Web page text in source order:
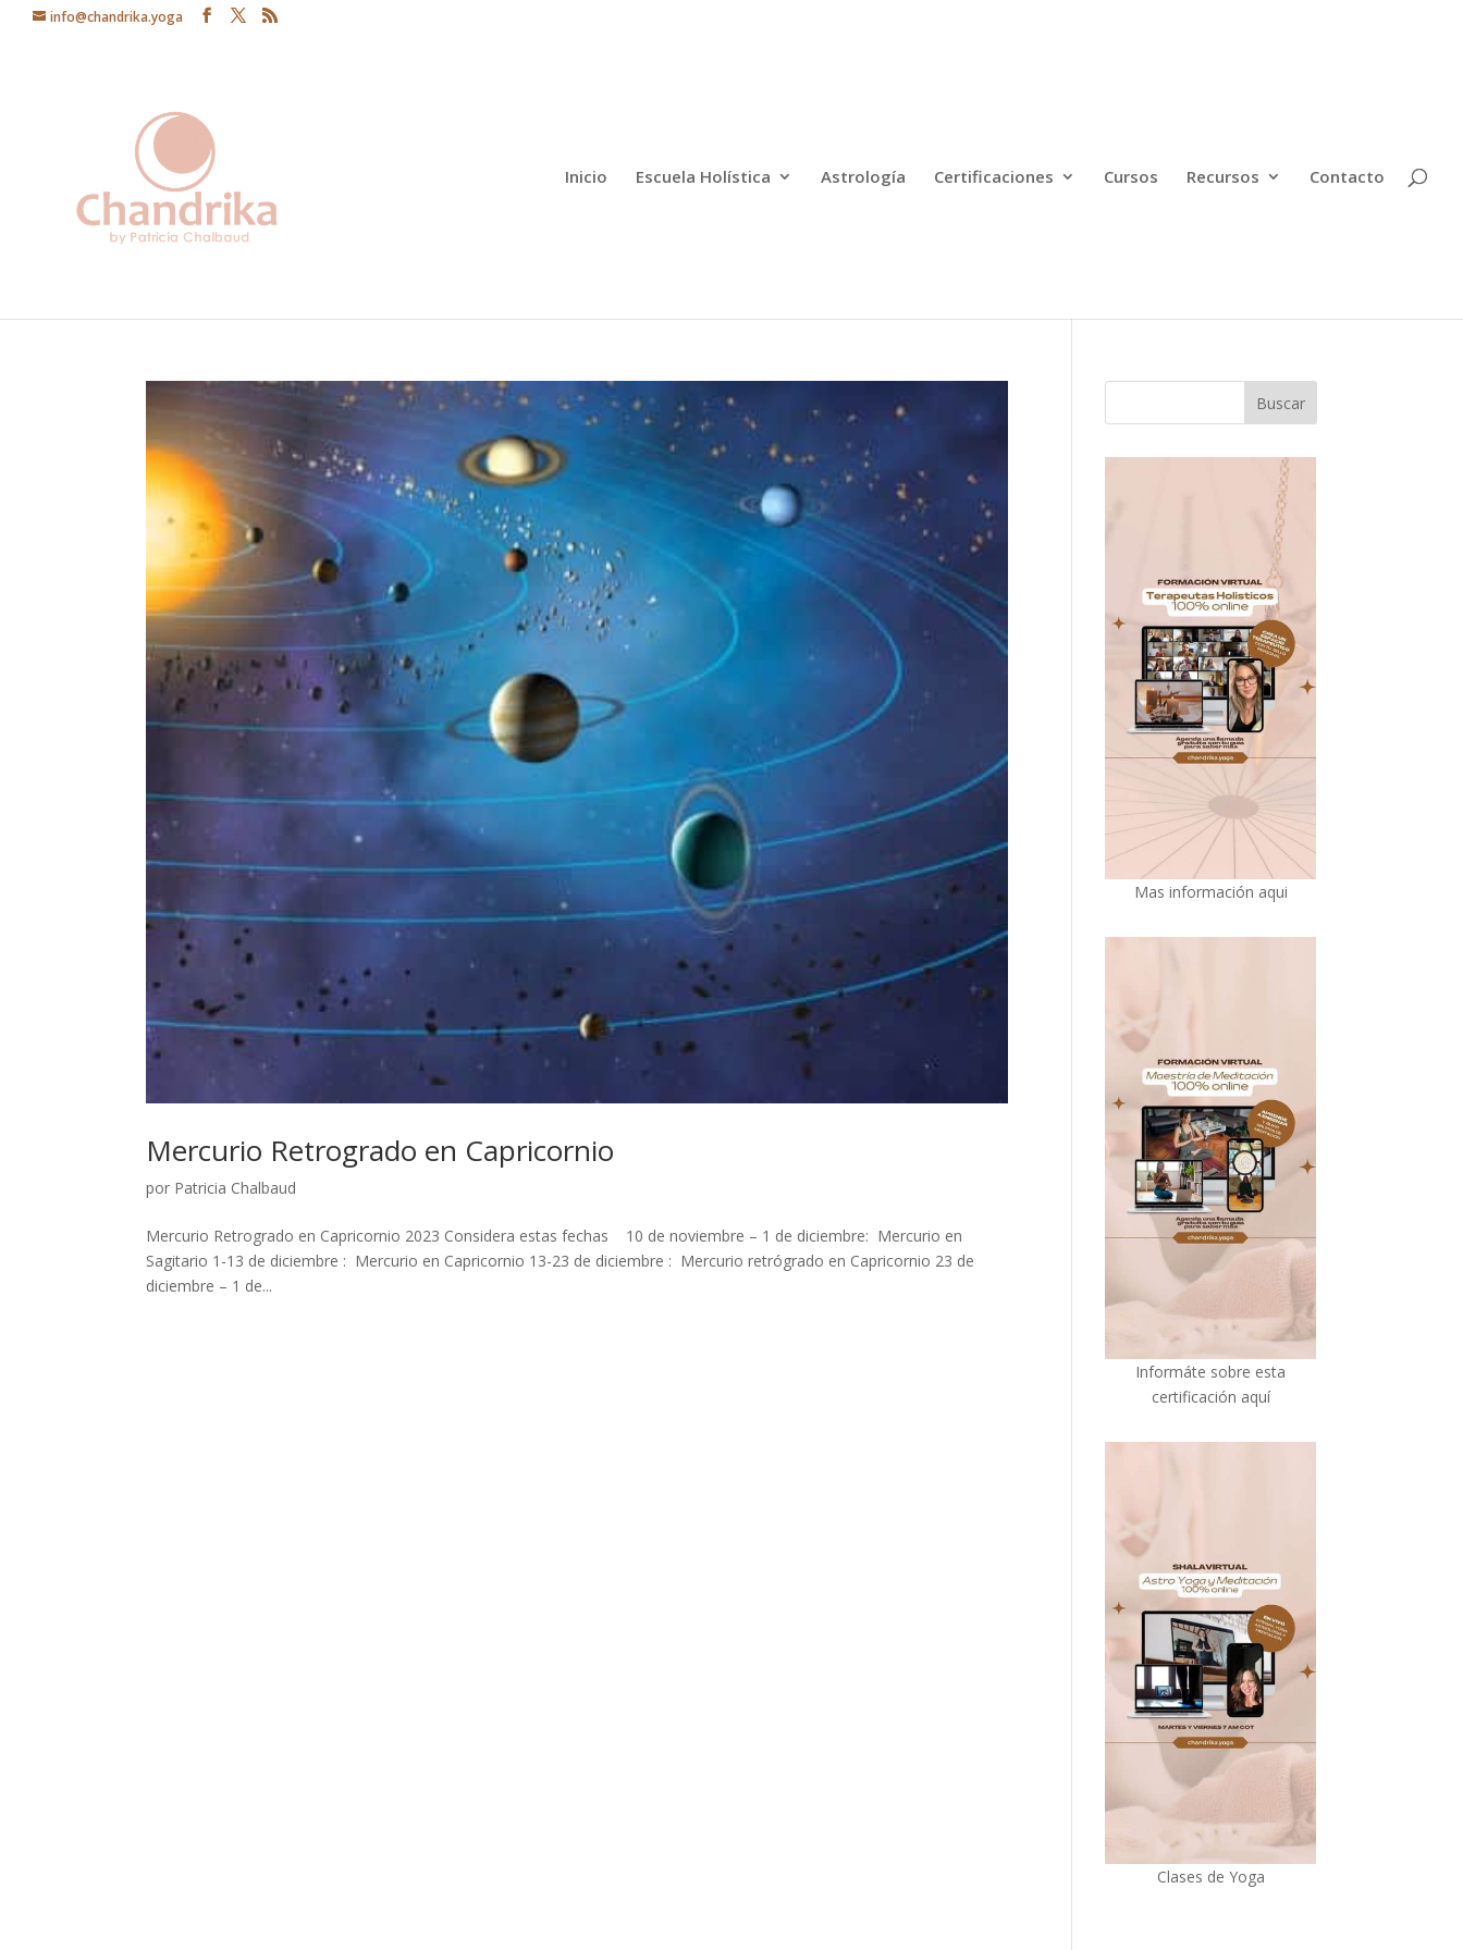
info@chandrika.yoga
Inicio Escuela Holística Astrología Certificaciones Cursos Recursos Contacto
Mercurio Retrogrado en Capricornio
por Patricia Chalbaud
Mercurio Retrogrado en Capricornio 2023 Considera estas fechas 10 de noviembre – 1 de diciembre: Mercurio en
Sagitario 1-13 de diciembre : Mercurio en Capricornio 13-23 de diciembre : Mercurio retrógrado en Capricornio 23 de
diciembre – 1 de...
Mas información aqui
Informáte sobre esta
certificación aquí
Clases de Yoga